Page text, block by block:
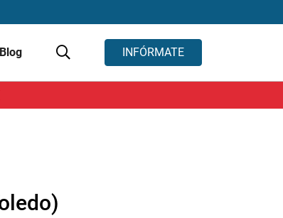
Blog INFÓRMATE